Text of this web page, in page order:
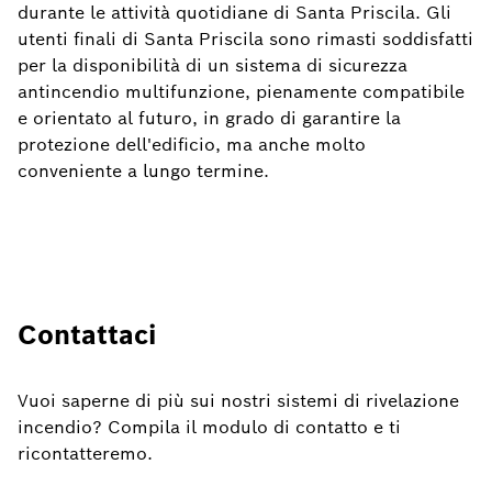
durante le attività quotidiane di Santa Priscila. Gli
utenti finali di Santa Priscila sono rimasti soddisfatti
per la disponibilità di un sistema di sicurezza
antincendio multifunzione, pienamente compatibile
e orientato al futuro, in grado di garantire la
protezione dell'edificio, ma anche molto
conveniente a lungo termine.
Contattaci
Vuoi saperne di più sui nostri sistemi di rivelazione
incendio? Compila il modulo di contatto e ti
ricontatteremo.